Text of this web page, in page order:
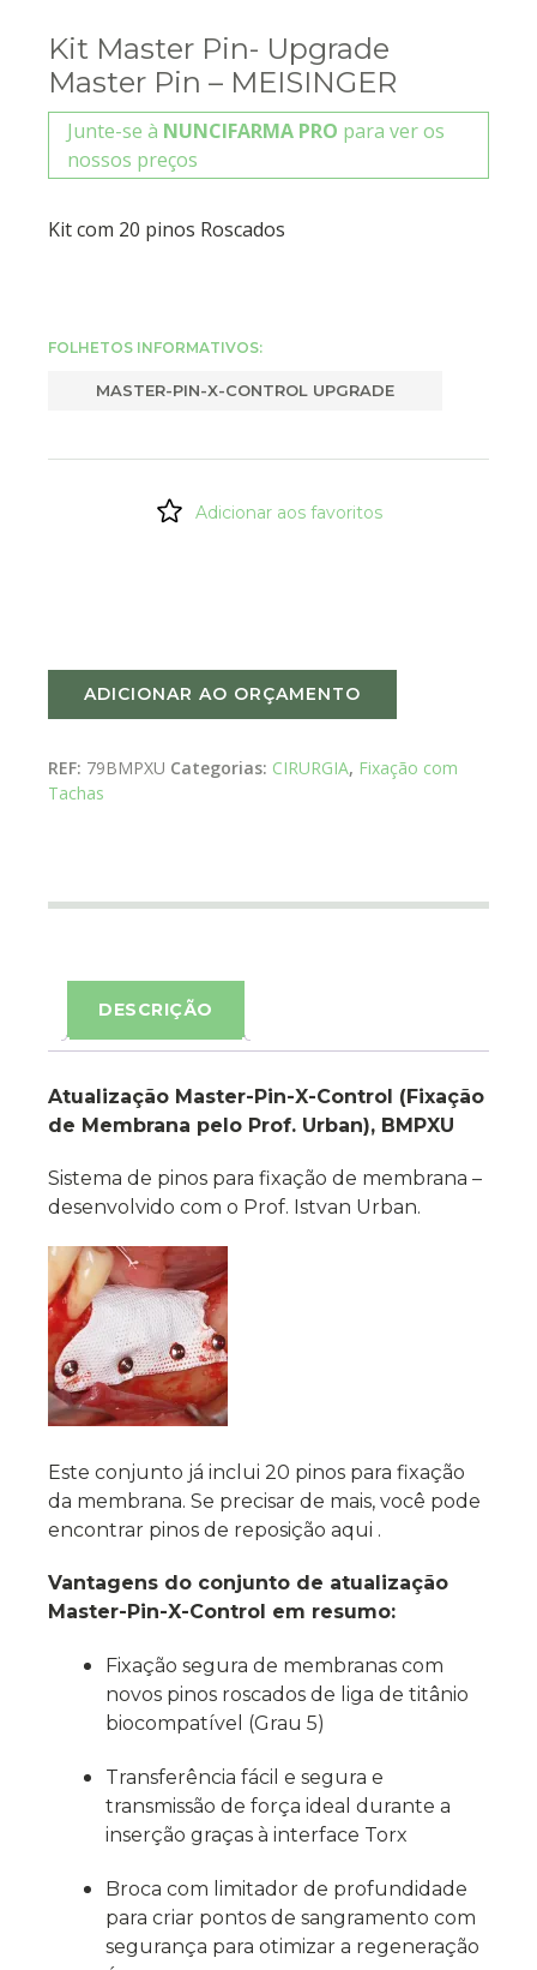
Kit Master Pin- Upgrade
Master Pin – MEISINGER
Junte-se à NUNCIFARMA PRO para ver os
nossos preços
Kit com 20 pinos Roscados
FOLHETOS INFORMATIVOS:
MASTER-PIN-X-CONTROL UPGRADE
Adicionar aos favoritos
ADICIONAR AO ORÇAMENTO
REF: 79BMPXU Categorias: CIRURGIA, Fixação com
Tachas
DESCRIÇÃO
Atualização Master-Pin-X-Control (Fixação
de Membrana pelo Prof. Urban), BMPXU
Sistema de pinos para fixação de membrana –
desenvolvido com o Prof. Istvan Urban.
Este conjunto já inclui 20 pinos para fixação
da membrana. Se precisar de mais, você pode
encontrar pinos de reposição aqui .
Vantagens do conjunto de atualização
Master-Pin-X-Control em resumo:
Fixação segura de membranas com
novos pinos roscados de liga de titânio
biocompatível (Grau 5)
Transferência fácil e segura e
transmissão de força ideal durante a
inserção graças à interface Torx
Broca com limitador de profundidade
para criar pontos de sangramento com
segurança para otimizar a regeneração